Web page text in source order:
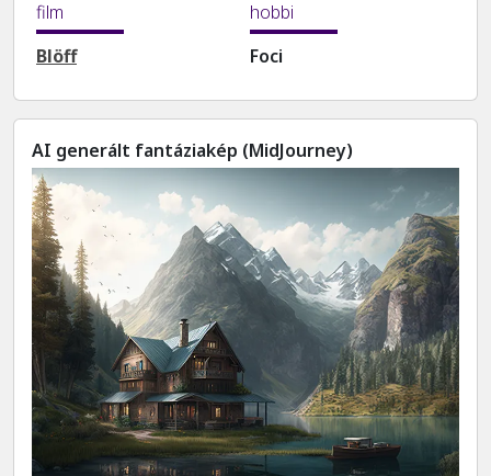
film
Blöff
hobbi
Foci
AI generált fantáziakép (MidJourney)